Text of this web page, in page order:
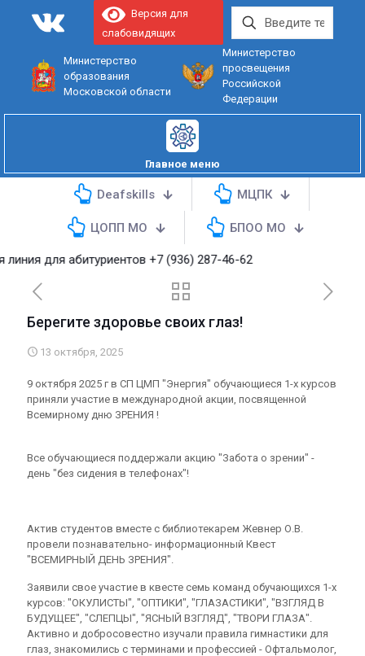
Министерство
образования
Московской области
Министерство
просвещения
Российской
Федерации
Версия для
слабовидящих
Главное меню
Deafskills МЦПК
ЦОПП МО БПОО МО
для абитуриентов+7 (936) 287-46-62
Берегите здоровье своих глаз!
13 октября, 2025
9 октября 2025 г в СП ЦМП "Энергия" обучающиеся 1-х курсов
приняли участие в международной акции, посвященной
Всемирному дню ЗРЕНИЯ !
Все обучающиеся поддержали акцию "Забота о зрении" -
день "без сидения в телефонах"!
Актив студентов вместе с библиотекарем Жевнер О.В.
провели познавательно- информационный Квест
"ВСЕМИРНЫЙ ДЕНЬ ЗРЕНИЯ".
Заявили свое участие в квесте семь команд обучающихся 1-х
курсов: "ОКУЛИСТЫ", "ОПТИКИ", "ГЛАЗАСТИКИ", "ВЗГЛЯД В
БУДУЩЕЕ", "СЛЕПЦЫ", "ЯСНЫЙ ВЗГЛЯД", "ТВОРИ ГЛАЗА".
Активно и добросовестно изучали правила гимнастики для
глаз, знакомились с терминами и профессией - Офтальмолог,